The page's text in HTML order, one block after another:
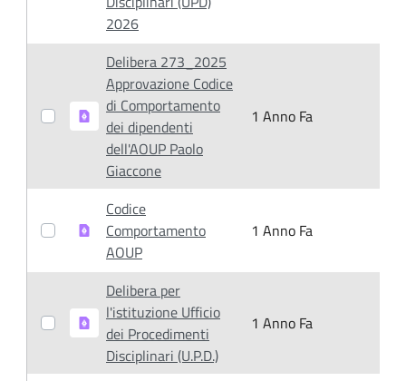
2026
Delibera 273_2025
Approvazione Codice
di Comportamento
dei dipendenti
dell'AOUP Paolo
Giaccone
1 Anno Fa
Codice
Comportamento
AOUP
1 Anno Fa
Delibera per
l'istituzione Ufficio
dei Procedimenti
Disciplinari (U.P.D.)
1 Anno Fa